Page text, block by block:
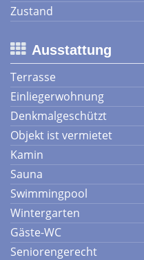
Zustand
Ausstattung
Terrasse
Einliegerwohnung
Denkmalgeschützt
Objekt ist vermietet
Kamin
Sauna
Swimmingpool
Wintergarten
Gäste-WC
Seniorengerecht